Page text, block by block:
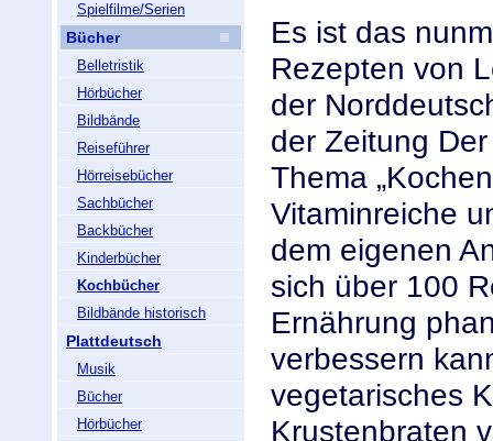
Spielfilme/Serien
Bücher
Belletristik
Hörbücher
Bildbände
Reiseführer
Hörreisebücher
Sachbücher
Backbücher
Kinderbücher
Kochbücher
Bildbände historisch
Plattdeutsch
Musik
Bücher
Hörbücher
Es ist das
Rezepten von
der
der Zeitung
Thema
Vitaminreiche
dem eigenen
sich über 100
Ernährung
verbessern
vegetarisches
Krustenbraten